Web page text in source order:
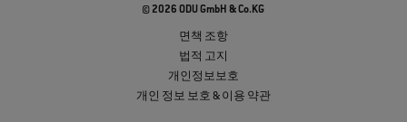
© 2026 ODU GmbH & Co.KG
면책 조항
법적 고지
개인정보보호
개인 정보 보호 & 이용 약관